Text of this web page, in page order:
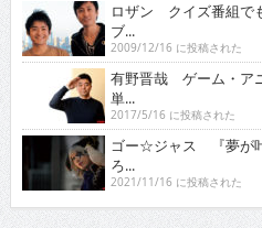
ロザン クイズ番組で
ブ...
2009/12/16 に投稿された
有野晋哉 ゲーム・ア
単...
2017/5/16 に投稿された
ゴー☆ジャス 『夢が
ろ...
2021/11/16 に投稿された